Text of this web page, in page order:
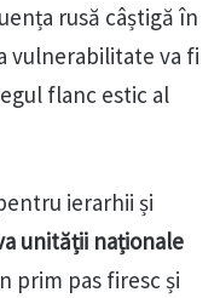
rusă câștigă în
vulnerabilitate va fi
flanc estic al
ierarhii și
unității naționale
prim pas firesc și